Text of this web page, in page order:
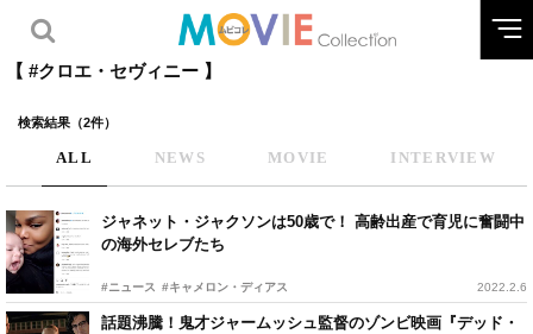
【 #クロエ・セヴィニー 】
検索結果（2件）
ALL NEWS MOVIE INTERVIEW
ジャネット・ジャクソンは50歳で！ 高齢出産で育児に奮闘中
の海外セレブたち
#ニュース #キャメロン・ディアス 2022.2.6
話題沸騰！鬼才ジャームッシュ監督のゾンビ映画『デッド・